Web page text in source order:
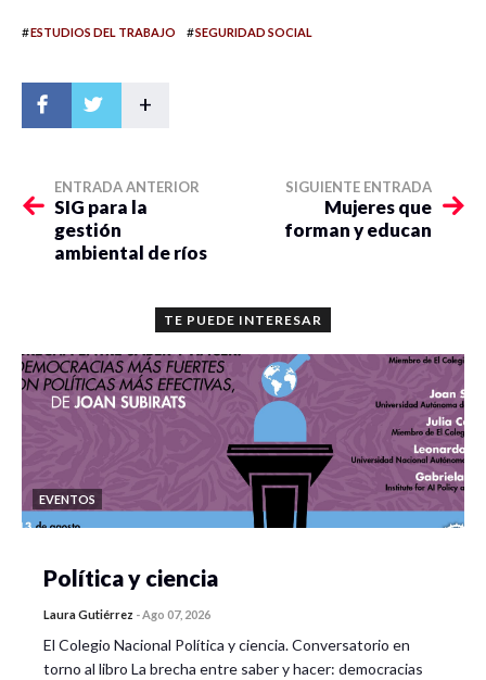
#ESTUDIOS DEL TRABAJO #SEGURIDAD SOCIAL
+
ENTRADA ANTERIOR
SIG para la
gestión
ambiental de ríos
SIGUIENTE ENTRADA
Mujeres que
forman y educan
TE PUEDE INTERESAR
EVENTOS
Política y ciencia
Laura Gutiérrez - Ago 07, 2026
El Colegio Nacional Política y ciencia. Conversatorio en
torno al libro La brecha entre saber y hacer: democracias